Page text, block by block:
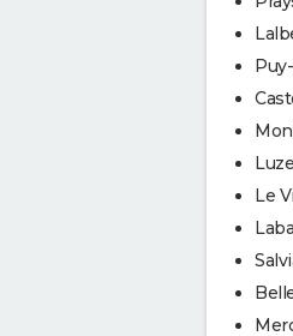
Le